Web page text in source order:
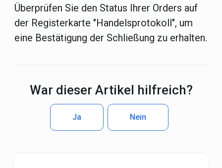
Überprüfen Sie den Status Ihrer Orders auf
der Registerkarte "Handelsprotokoll", um
eine Bestätigung der Schließung zu erhalten.
War dieser Artikel hilfreich?
Nein
Ja